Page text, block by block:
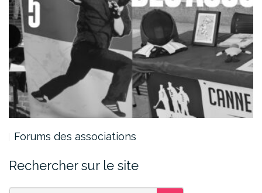
Forums des associations
Rechercher sur le site